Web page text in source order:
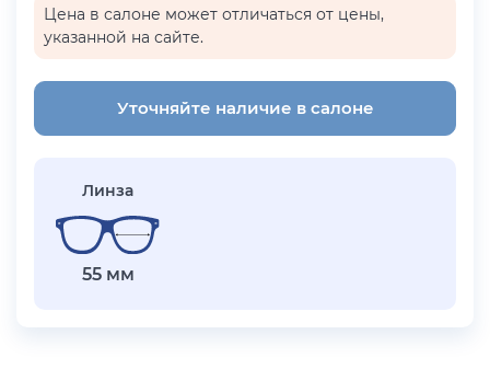
Цена в салоне может отличаться от цены,
указанной на сайте.
Уточняйте наличие в салоне
Линза
55 мм